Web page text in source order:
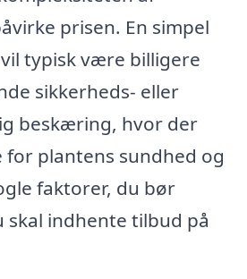
prisen. En simpel
typisk være billigere
sikkerheds- eller
beskæring, hvor der
for plantens sundhed og
faktorer, du bør
skal indhente tilbud på